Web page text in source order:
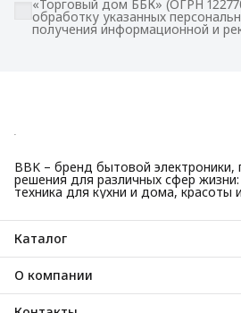
«Торговый дом ББК» (ОГРН
обработку указанных
получения информационной и
BBK – бренд бытовой
решения для различных сфер
техника для кухни и дома, красоты
Каталог
Красота и здоровье
Техника для кухни
Техника для дома
О компании
О нас